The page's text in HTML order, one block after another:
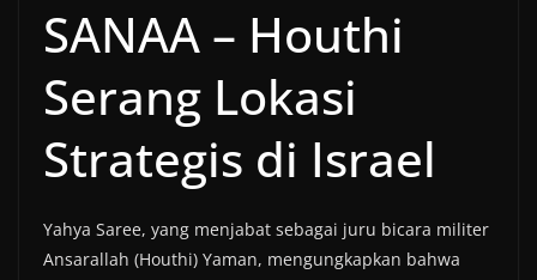
SANAA – Houthi
Serang Lokasi
Strategis di Israel
Yahya Saree, yang menjabat sebagai juru bicara militer
Ansarallah (Houthi) Yaman, mengungkapkan bahwa